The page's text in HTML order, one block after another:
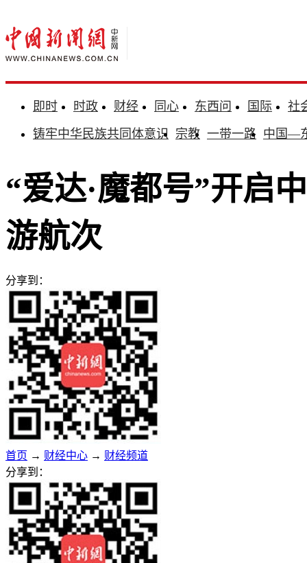
即时 时政 财经 同心 东西问 国际
社
铸牢中华民族共同体意识 宗教 一带一路 中国—
“爱达·魔都号”开启
游航次
分享到：
首页 → 财经中心 → 财经频道
分享到：